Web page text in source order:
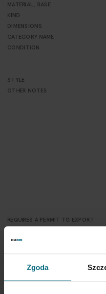
Zgoda
MATERIAL, BASE
KIND
DIMENSIONS
CATEGORY NAME
CONDITION
STYLE
OTHER NOTES
REQUIRES A PERMIT TO EXPORT
COUNTRY